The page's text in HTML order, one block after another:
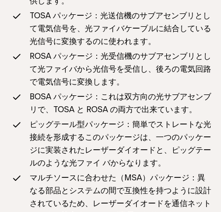
TOSA パッケージ：光送信機のサブアセンブリとし
て電気信号を、光ファイバケーブルに結合している
光信号に変換するのに使われます。
ROSA パッケージ：光受信機のサブアセンブリとし
て光ファイバから光信号を受信し、後ろの電気回路
で電気信号に変換します。
BOSA パッケージ：これは双方向の光サブアセンブ
リで、TOSA と ROSA の両方で出来ています。
ピッグテール型パッケージ：簡単でストレートな光
接続を形成するこのパッケージは、一つのパッケー
ジに実装されたレーザーダイオードと、ピッグテー
ルのような光ファイ バからなります。
マルチソースに合わせた（MSA）パッケージ：異
なる部品とシステムの間で互換性を持つように設計
されているため、レーザーダイオードを通信ネット